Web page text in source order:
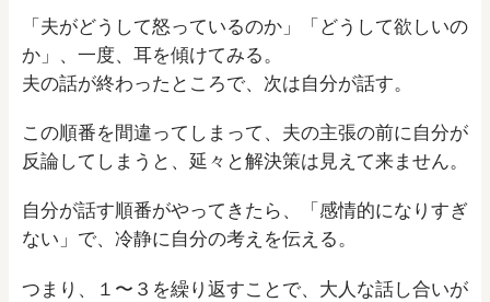
「夫がどうして怒っているのか」「どうして欲しいの
か」、一度、耳を傾けてみる。
夫の話が終わったところで、次は自分が話す。
この順番を間違ってしまって、夫の主張の前に自分が
反論してしまうと、延々と解決策は見えて来ません。
自分が話す順番がやってきたら、「感情的になりすぎ
ない」で、冷静に自分の考えを伝える。
つまり、１〜３を繰り返すことで、大人な話し合いが